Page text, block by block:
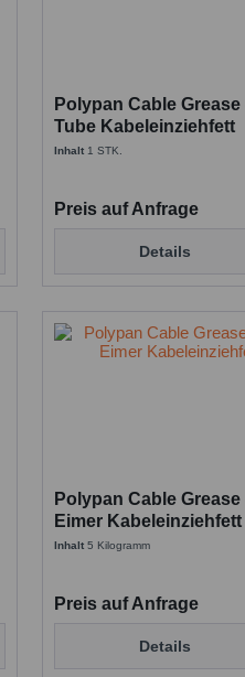
Polypan Cable Grease
Tube Kabeleinziehfett
Inhalt 1 STK.
Preis auf Anfrage
Details
Polypan Cable Grease
Eimer Kabeleinziehfett
Inhalt 5 Kilogramm
Preis auf Anfrage
Details